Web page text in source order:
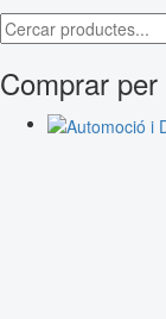
Comprar